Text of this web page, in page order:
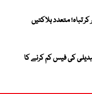
کی فیس کم کرنے کا